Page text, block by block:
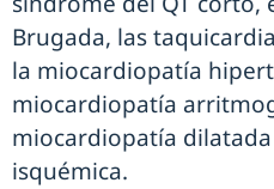
Brugada, las
la miocardiopatía
miocardiopatía
miocardiopatía
isquémica.